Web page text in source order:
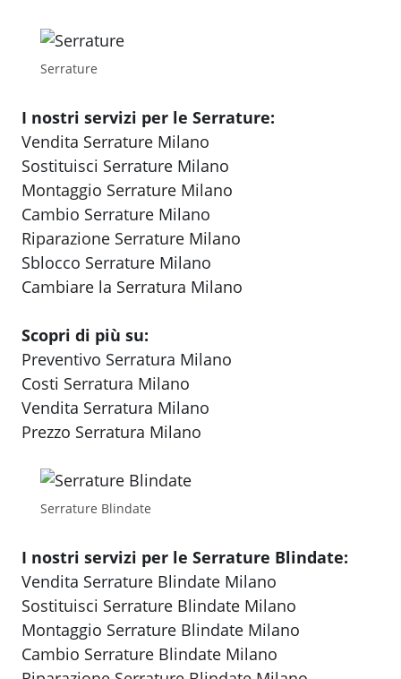
Serrature
I nostri servizi per le Serrature:
Vendita Serrature Milano
Sostituisci Serrature Milano
Montaggio Serrature Milano
Cambio Serrature Milano
Riparazione Serrature Milano
Sblocco Serrature Milano
Cambiare la Serratura Milano
Scopri di più su:
Preventivo Serratura Milano
Costi Serratura Milano
Vendita Serratura Milano
Prezzo Serratura Milano
Serrature Blindate
I nostri servizi per le Serrature Blindate:
Vendita Serrature Blindate Milano
Sostituisci Serrature Blindate Milano
Montaggio Serrature Blindate Milano
Cambio Serrature Blindate Milano